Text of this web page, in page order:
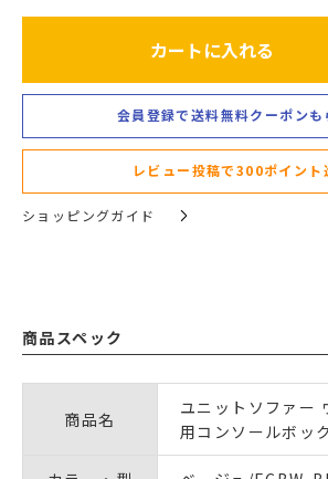
カートに入れる
会員登録で送料無料クーポンも
レビュー投稿で300ポイント
ショッピングガイド
商品スペック
商品名
ユニットソファー
用コンソールボッ